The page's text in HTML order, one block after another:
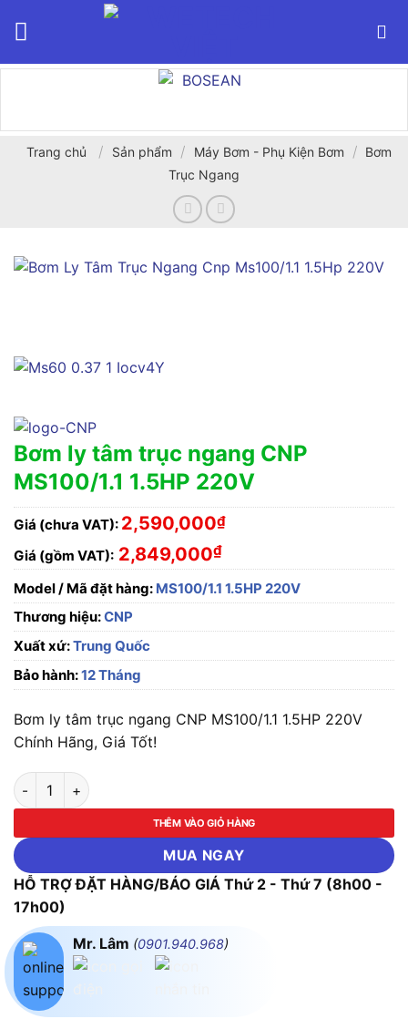
Trang chủ / Sản phẩm / Máy Bơm - Phụ Kiện Bơm / Bơm
Trục Ngang
Bơm ly tâm trục ngang CNP
MS100/1.1 1.5HP 220V
Giá (chưa VAT): 2,590,000₫
Giá (gồm VAT): 2,849,000₫
Model / Mã đặt hàng: MS100/1.1 1.5HP 220V
Thương hiệu:CNP
Xuất xứ:Trung Quốc
Bảo hành:12 Tháng
Bơm ly tâm trục ngang CNP MS100/1.1 1.5HP 220V
Chính Hãng, Giá Tốt!
Bơm ly tâm trục ngang CNP MS100/1.1 1.5HP 220V số lượng
THÊM VÀO GIỎ HÀNG
MUA NGAY
HỖ TRỢ ĐẶT HÀNG/BÁO GIÁ Thứ 2 - Thứ 7 (8h00 -
17h00)
Mr. Lâm (0901.940.968)